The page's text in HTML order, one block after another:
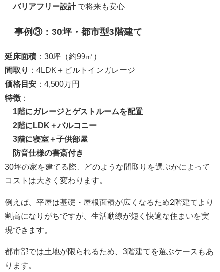
バリアフリー設計で将来も安心
事例③：30坪・都市型3階建て
延床面積 ：30坪（約99㎡）
間取り
：4LDK＋ビルトインガレージ
価格目安 ：4,500万円
特徴 ：
1階にガレージとゲストルームを配置
2階にLDK＋バルコニー
3階に寝室＋子供部屋
防音仕様の書斎付き
30坪の家を建てる際、どのような間取りを選ぶかによって
コストは大きく変わります。
例えば、平屋は基礎・屋根面積が広くなるため2階建てより
割高になりがちですが、生活動線が短く快適な住まいを実
現できます。
都市部では土地が限られるため、3階建てを選ぶケースもあ
ります。